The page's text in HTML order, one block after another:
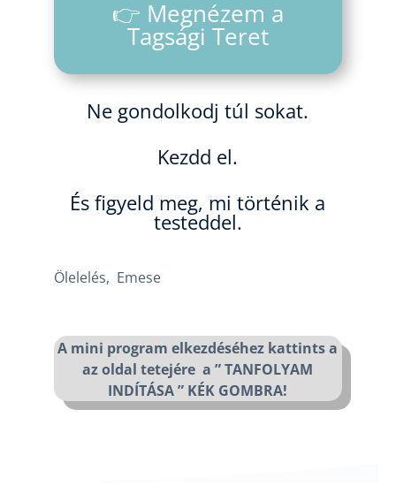
👉 Megnézem a
Tagsági Teret
Ne gondolkodj túl sokat.
Kezdd el.
És figyeld meg, mi történik a
testeddel.
Ölelelés, Emese
A mini program elkezdéséhez kattints a
az oldal tetejére a ” TANFOLYAM
INDÍTÁSA ” KÉK GOMBRA!